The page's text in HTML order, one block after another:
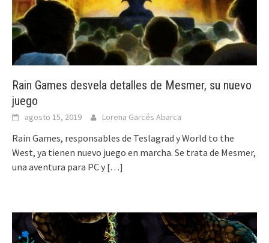
Rain Games desvela detalles de Mesmer, su nuevo
juego
agosto 15, 2019 Lorena Garcés Abarca
Rain Games, responsables de Teslagrad y World to the
West, ya tienen nuevo juego en marcha. Se trata de Mesmer,
una aventura para PC y […]